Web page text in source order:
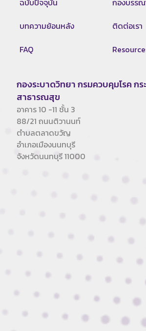
บทความย้อนหลัง
FAQ
ติดต่อเรา
กองระบาดวิทยา กรมควบคุมโรค กร
สาธารณสุข
อาคาร 10 -11 ชั้น 3
88/21 ถนนติวานนท์
ตำบลตลาดขวัญ
อำเภอเมืองนนทบุรี
จังหวัดนนทบุรี 11000